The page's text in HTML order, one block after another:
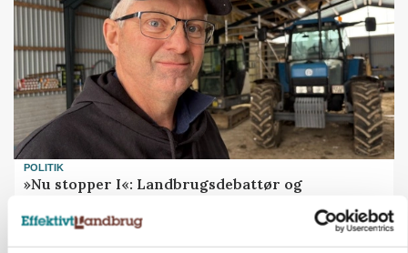
POLITIK
»Nu stopper I«: Landbrugsdebattør og
gødskningslov